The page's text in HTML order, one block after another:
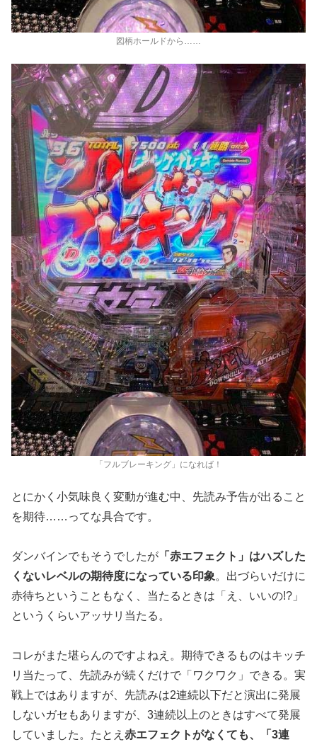
図柄ホールドから……
「フルブレーキング」になれば！
とにかく小気味良く変動が進む中、先読み予告が出ること
を期待……ってな具合です。
ダンバインでもそうでしたが 「赤エフェクト」はハズした
くないレベルの期待度になっている印象。出づらいだけに
赤待ちということもなく、当たるときは「え、いいの!?」
というくらいアッサリ当たる。
コレがまた堪らんのですよねえ。期待できるものはキッチ
リ当たって、先読みが続くだけで「ワクワク」できる。実
戦上ではありますが、先読みは2連続以下だと演出に発展
しないガセもありますが、3連続以上のときはすべて発展
していました。たとえ 赤エフェクトがなくても、「3連